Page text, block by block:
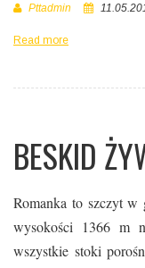
Pttadmin
Read more
BESKID
Romanka to szczyt
wysokości 1366 m
wszystkie stoki